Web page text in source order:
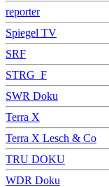
reporter
Spiegel TV
SRF
STRG_F
SWR Doku
Terra X
Terra X Lesch & Co
TRU DOKU
WDR Doku